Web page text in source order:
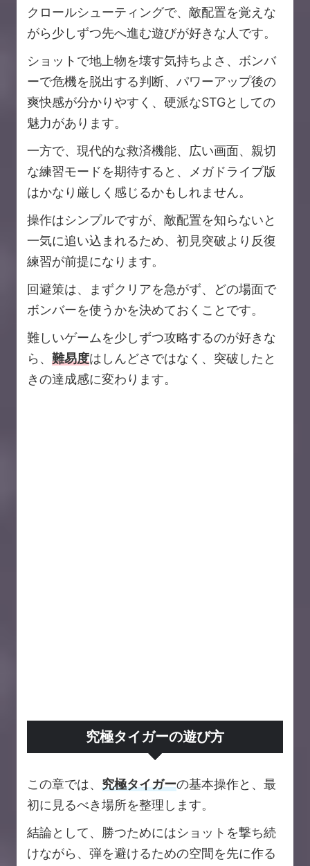
クロールシューティングで、敵配置を覚えな
がら少しずつ先へ進む遊びが好きな人です。
ショットで地上物を壊す気持ちよさ、ボンバ
ーで危機を脱出する判断、パワーアップ後の
爽快感が分かりやすく、硬派なSTGとしての
魅力があります。
一方で、現代的な救済機能、広い画面、親切
な練習モードを期待すると、メガドライブ版
はかなり厳しく感じるかもしれません。
操作はシンプルですが、敵配置を知らないと
一気に追い込まれるため、初見突破より反復
練習が前提になります。
回避策は、まずクリアを急がず、どの場面で
ボンバーを使うかを決めておくことです。
難しいゲームを少しずつ攻略するのが好きな
ら、 難易度はしんどさではなく、突破したと
きの達成感に変わります。
究極タイガーの遊び方
この章では、 究極タイガーの基本操作と、最
初に見るべき場所を整理します。
結論として、勝つためにはショットを撃ち続
けながら、弾を避けるための空間を先に作る